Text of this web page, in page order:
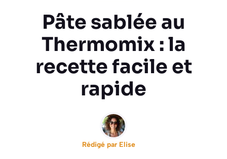
Pâte sablée au
Thermomix : la
recette facile et
rapide
Rédigé par Elise